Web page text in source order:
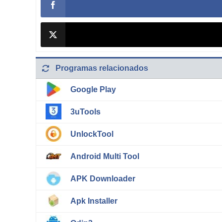
Programas relacionados
Google Play
3uTools
UnlockTool
Android Multi Tool
APK Downloader
Apk Installer